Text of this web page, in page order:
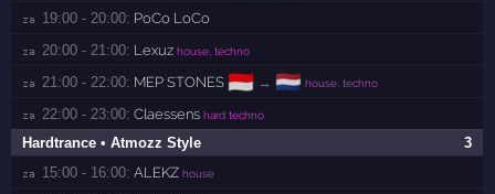
za 19:00 - 20:00: PoCo LoCo
za 20:00 - 21:00: Lexuz house, techno
za 21:00 - 22:00: MEP STONES 🇮🇩 → 🇳🇱 house, techno
za 22:00 - 23:00: Claessens hard techno
3
Hardtrance • Atmozz Style
za 15:00 - 16:00: ALEKZ house